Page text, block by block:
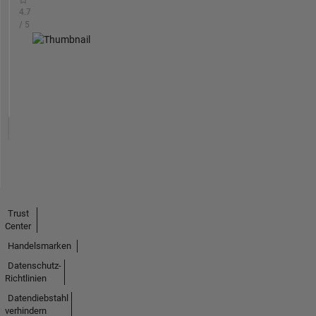
4.7
/ 5
Trust
Center
Handelsmarken
Datenschutz-
Richtlinien
Datendiebstahl
verhindern